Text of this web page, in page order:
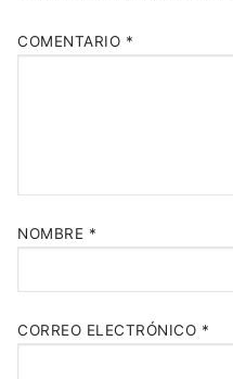
COMENTARIO *
NOMBRE *
CORREO ELECTRÓNICO *